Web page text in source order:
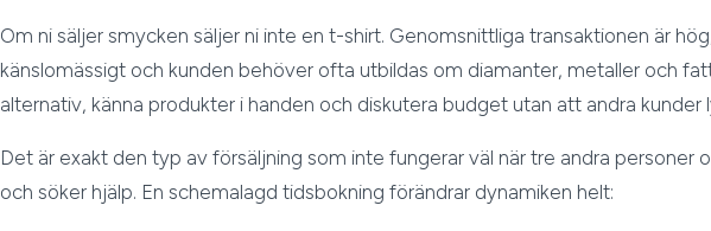
Om ni säljer smycken säljer ni inte en t-shirt. Genomsnittliga transaktionen är
känslomässigt och kunden behöver ofta utbildas om diamanter, metaller och
alternativ, känna produkter i handen och diskutera budget utan att andra kunder
Det är exakt den typ av försäljning som inte fungerar väl när tre andra personer
och söker hjälp. En schemalagd tidsbokning förändrar dynamiken helt: